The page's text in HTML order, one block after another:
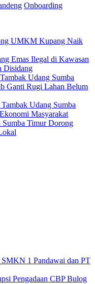
Onboarding
UMKM Kupang Naik
Emas Ilegal di Kawasan
Disidang
Udang Sumba
Ganti Rugi Lahan Belum
Udang Sumba
Masyarakat
Timur Dorong
1 Pandawai dan PT
Pengadaan CBP Bulog